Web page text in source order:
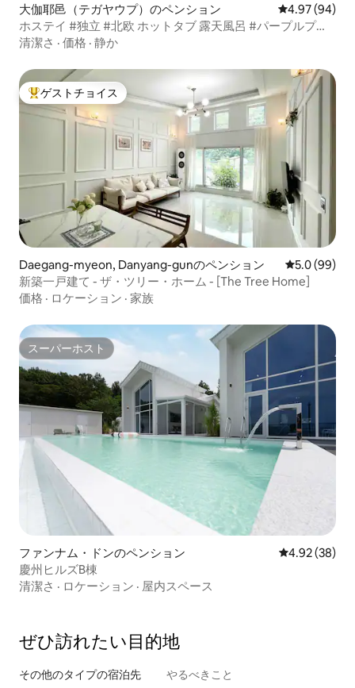
大伽耶邑（テガヤウプ）のペンション レビュー94
4.97 (94)
ホステイ #独立 #北欧 ホットタブ 露天風呂 #パープルプー
ル&バーベキュー #フィンランド サウナ #カラオケ
清潔さ · 価格 · 静か
大好評のゲストチョイスです。
ゲストチョイス
Daegang-myeon, Danyang-gunのペンション レビュー99
5.0 (99)
新築一戸建て - ザ・ツリー・ホーム - [The Tree Home]
価格 · ロケーション · 家族
スーパーホスト
スーパーホスト
ファンナム・ドンのペンション レビュー38
4.92 (38)
慶州ヒルズB棟
清潔さ · ロケーション · 屋内スペース
ぜひ訪⁠れ⁠た⁠い目⁠的⁠地
その他のタ⁠イ⁠プ⁠の宿⁠泊⁠先 やるべきこと